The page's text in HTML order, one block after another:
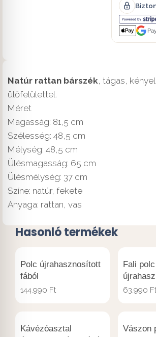
Natúr rattan bárszék, tágas,
ülőfelülettel.
Méret
Magasság: 81,5 cm
Szélesség: 48,5 cm
Mélység: 48,5 cm
Ülésmagasság: 65 cm
Ülésmélység: 37 cm
Színe: natúr, fekete
Anyaga: rattan, vas
Hasonló termékek
Polc újrahasznosított
fából
144.990 Ft
Fali polc
63.990 Ft
Kávézóasztal
Vászon